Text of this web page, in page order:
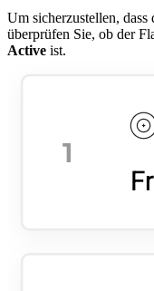
Um sicherzustellen,
überprüfen Sie, ob der
Active ist.